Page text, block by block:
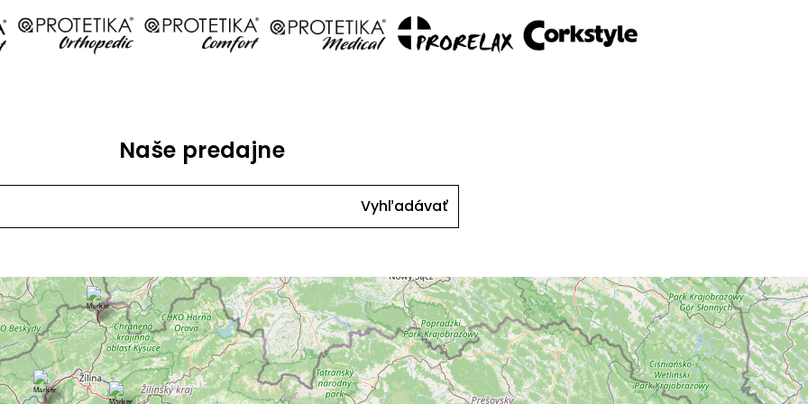
Naše predajne